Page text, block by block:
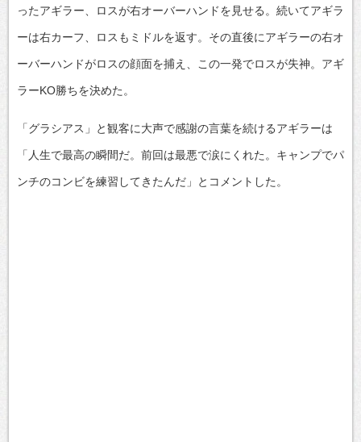
ったアギラー、ロスが右オーバーハンドを見せる。続いてアギラ
ーは右カーフ、ロスもミドルを返す。その直後にアギラーの右オ
ーバーハンドがロスの顔面を捕え、この一発でロスが失神。アギ
ラーKO勝ちを決めた。
「グラシアス」と観客に大声で感謝の言葉を続けるアギラーは
「人生で最高の瞬間だ。前回は最悪で涙にくれた。キャンプでパ
ンチのコンビを練習してきたんだ」とコメントした。